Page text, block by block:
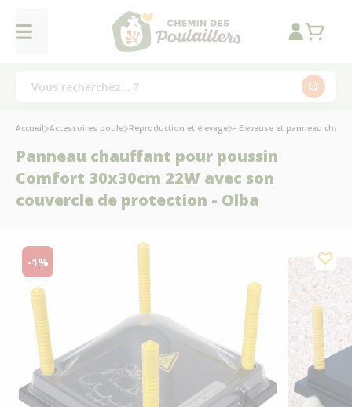
Accueil Accessoires poule Reproduction et élevage - Eleveuse et panneau
Panneau chauffant pour poussin
Comfort 30x30cm 22W avec son
couvercle de protection - Olba
-1%